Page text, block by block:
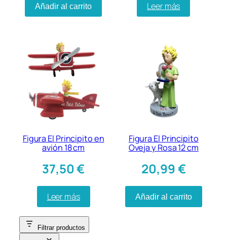
Añadir al carrito Leer más
Figura El Principito en
avión 18 cm
37,50€
Leer más
Figura El Principito
Oveja y Rosa 12 cm
20,99€
Añadir al carrito
Filtrar productos